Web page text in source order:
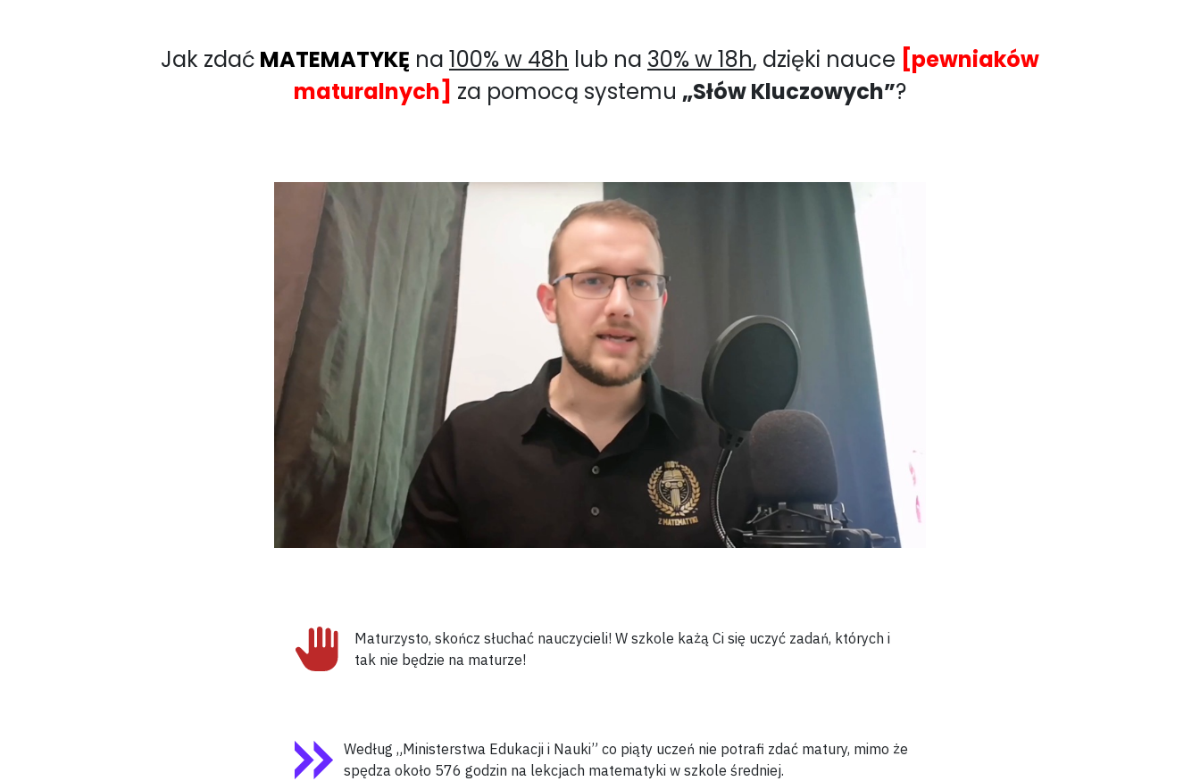
Jak zdać MATEMATYKĘ na 100% w 48h lub na 30% w 18h, dzięki nauce [pewniaków
maturalnych] za pomocą systemu „Słów Kluczowych”?
Maturzysto, skończ słuchać nauczycieli! W szkole każą Ci się uczyć zadań, których i
tak nie będzie na maturze!
Według „Ministerstwa Edukacji i Nauki” co piąty uczeń nie potrafi zdać matury, mimo że
spędza około 576 godzin na lekcjach matematyki w szkole średniej.